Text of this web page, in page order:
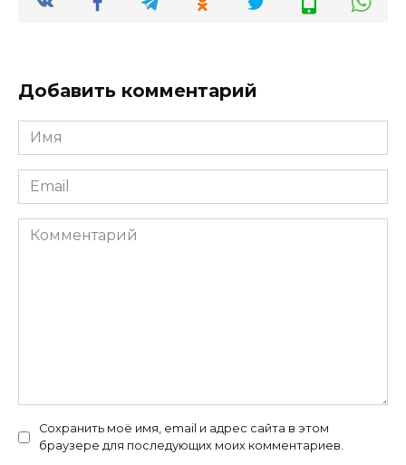
Добавить комментарий
Имя
*
Email
*
Комментарий
Сохранить моё имя, email и адрес сайта в этом
браузере для последующих моих комментариев.